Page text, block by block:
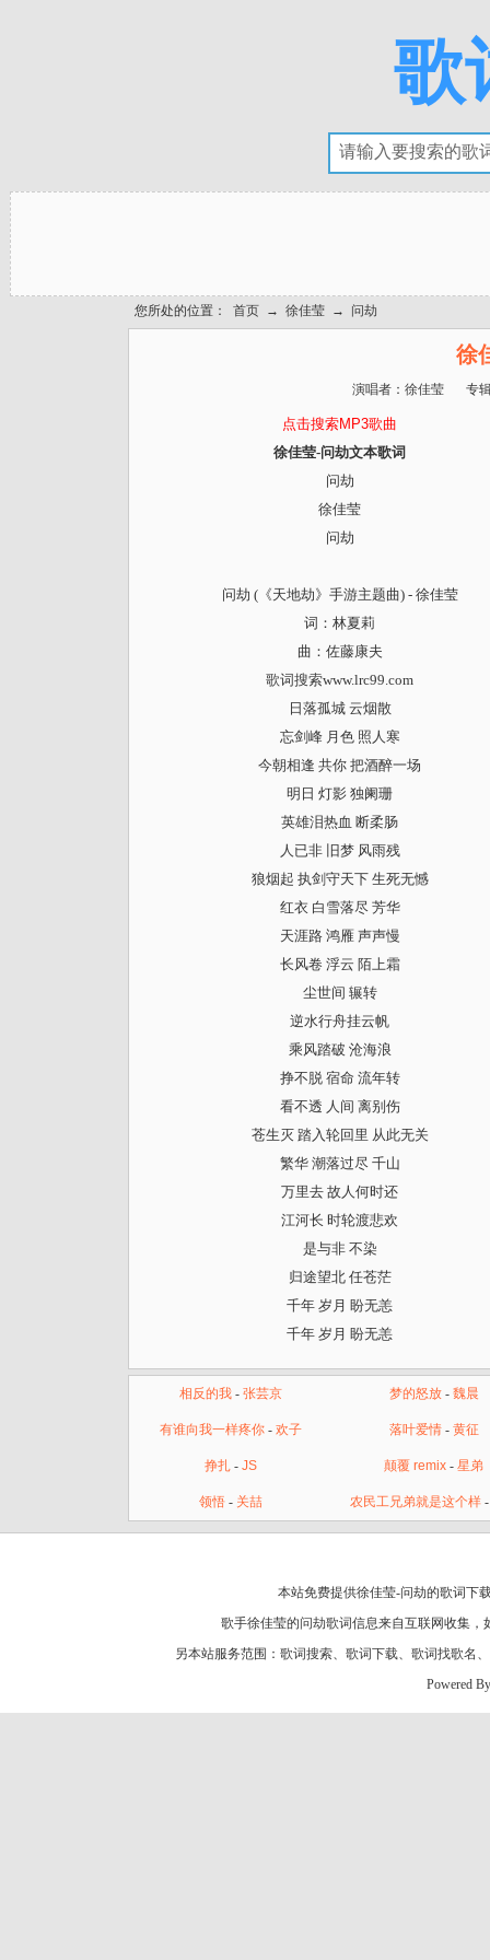
歌
您所处的位置： 首页 → 徐佳莹 → 问劫
徐
演唱者： 徐佳莹 专
点击搜索MP3歌曲
徐佳莹-问劫文本歌词
问劫
徐佳莹
问劫
问劫 (《天地劫》手游主题曲) - 徐佳莹
词：林夏莉
曲：佐藤康夫
歌词搜索www.lrc99.com
日落孤城 云烟散
忘剑峰 月色 照人寒
今朝相逢 共你 把酒醉一场
明日 灯影 独阑珊
英雄泪热血 断柔肠
人已非 旧梦 风雨残
狼烟起 执剑守天下 生死无憾
红衣 白雪落尽 芳华
天涯路 鸿雁 声声慢
长风卷 浮云 陌上霜
尘世间 辗转
逆水行舟挂云帆
乘风踏破 沧海浪
挣不脱 宿命 流年转
看不透 人间 离别伤
苍生灭 踏入轮回里 从此无关
繁华 潮落过尽 千山
万里去 故人何时还
江河长 时轮渡悲欢
是与非 不染
归途望北 任苍茫
千年 岁月 盼无恙
千年 岁月 盼无恙
相反的我- 张芸京 梦的怒放- 魏晨
有谁向我一样疼你- 欢子 落叶爱情- 黄征
挣扎- JS 颠覆 remix -星弟
领悟- 关喆 农民工兄弟就是这个样
本站免费提供徐佳莹-问劫的歌词下
歌手徐佳莹的问劫歌词信息来自互联网收集，
另本站服务范围： 歌词搜索、 歌词下载、 歌词找歌名 、
Powered